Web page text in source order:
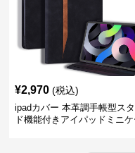
¥2,970 (税込)
ipadカバー 本革調手帳型ス
ド機能付きアイパッドミニケ